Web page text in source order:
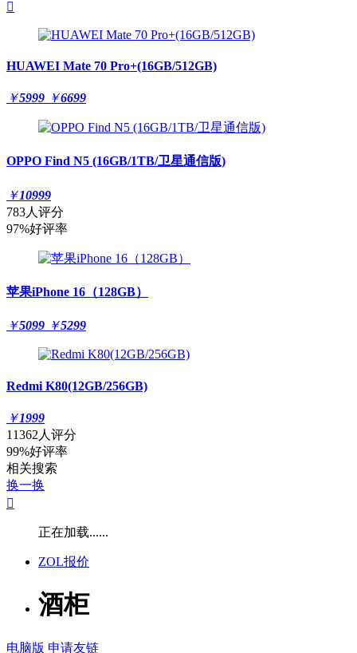

HUAWEI Mate 70 Pro+(16GB/512GB)
￥5999 ￥6699
OPPO Find N5 (16GB/1TB/卫星通信版)
￥10999
783人评分
97%好评率
苹果iPhone 16（128GB）
￥5099 ￥5299
Redmi K80(12GB/256GB)
￥1999
11362人评分
99%好评率
相关搜索
换一换

正在加载......
ZOL报价
酒柜
电脑版 申请友链